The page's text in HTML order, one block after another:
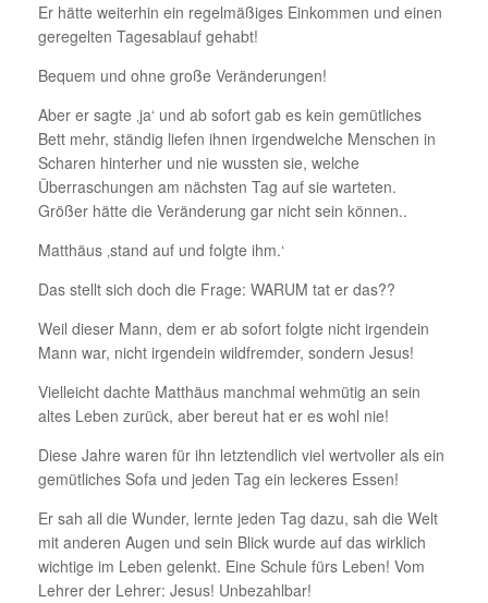
Er hätte weiterhin ein regelmäßiges Einkommen und einen
geregelten Tagesablauf gehabt!
Bequem und ohne große Veränderungen!
Aber er sagte ‚ja‘ und ab sofort gab es kein gemütliches
Bett mehr, ständig liefen ihnen irgendwelche Menschen in
Scharen hinterher und nie wussten sie, welche
Überraschungen am nächsten Tag auf sie warteten.
Größer hätte die Veränderung gar nicht sein können..
Matthäus ‚stand auf und folgte ihm.‘
Das stellt sich doch die Frage: WARUM tat er das??
Weil dieser Mann, dem er ab sofort folgte nicht irgendein
Mann war, nicht irgendein wildfremder, sondern Jesus!
Vielleicht dachte Matthäus manchmal wehmütig an sein
altes Leben zurück, aber bereut hat er es wohl nie!
Diese Jahre waren für ihn letztendlich viel wertvoller als ein
gemütliches Sofa und jeden Tag ein leckeres Essen!
Er sah all die Wunder, lernte jeden Tag dazu, sah die Welt
mit anderen Augen und sein Blick wurde auf das wirklich
wichtige im Leben gelenkt. Eine Schule fürs Leben! Vom
Lehrer der Lehrer: Jesus! Unbezahlbar!